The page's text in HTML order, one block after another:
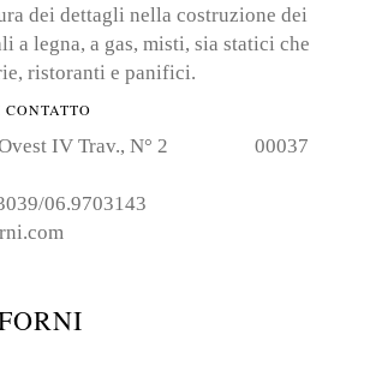
dei dettagli nella costruzione dei
a legna, a gas, misti, sia statici che
ristoranti e panifici.
Ovest IV Trav., N° 2 00037
06.9703143